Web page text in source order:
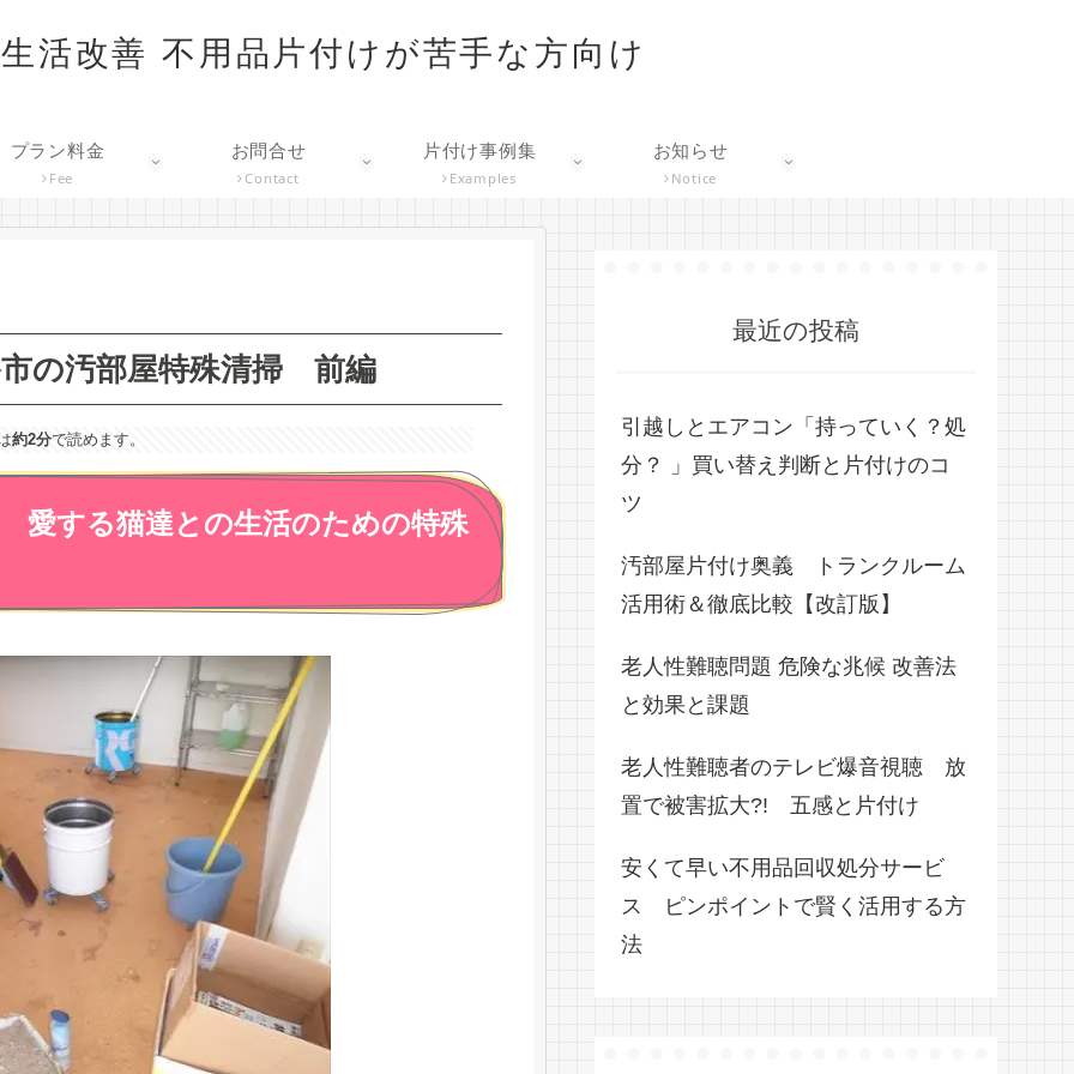
活改善 不用品片付けが苦手な方向け
プラン料金
Fee
お問合せ
Contact
片付け事例集
Examples
お知らせ
Notice
の汚部屋特殊清掃 前編
約2分で読めます。
愛する猫達との生活のための特殊
最近の投稿
引越しとエアコン「持っていく？処
分？ 」買い替え判断と片付けのコ
ツ
汚部屋片付け奥義 トランクルーム
活用術＆徹底比較【改訂版】
老人性難聴問題 危険な兆候 改善法
と効果と課題
老人性難聴者のテレビ爆音視聴 放
置で被害拡大?! 五感と片付け
安くて早い不用品回収処分サービ
ス ピンポイントで賢く活用する方
法